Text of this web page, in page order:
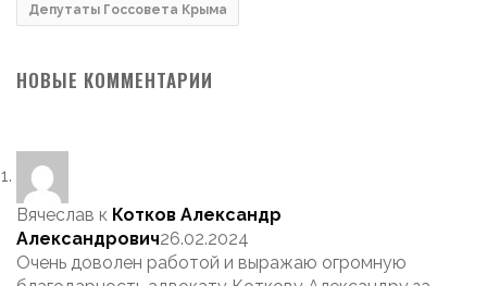
Депутаты Госсовета Крыма
НОВЫЕ КОММЕНТАРИИ
Вячеслав к Котков Александр
Александрович26.02.2024
Очень доволен работой и выражаю огромную